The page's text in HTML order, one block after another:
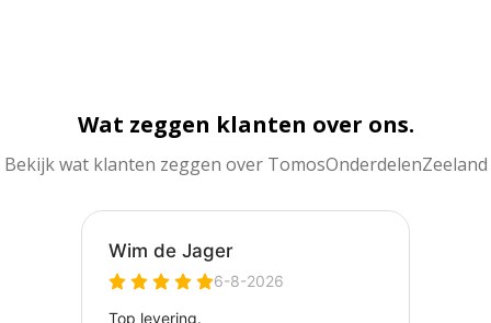
Wat zeggen klanten over ons.
Bekijk wat klanten zeggen over TomosOnderdelenZeeland